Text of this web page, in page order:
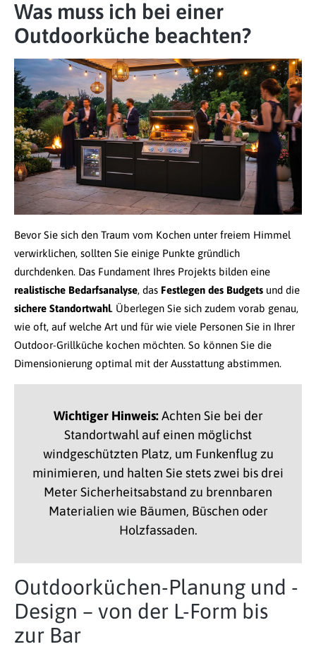
Was muss ich bei einer
Outdoorküche beachten?
Bevor Sie sich den Traum vom Kochen unter freiem Himmel
verwirklichen, sollten Sie einige Punkte gründlich
durchdenken. Das Fundament Ihres Projekts bilden eine
realistische Bedarfsanalyse, das Festlegen des Budgets und die
sichere Standortwahl. Überlegen Sie sich zudem vorab genau,
wie oft, auf welche Art und für wie viele Personen Sie in Ihrer
Outdoor-Grillküche kochen möchten. So können Sie die
Dimensionierung optimal mit der Ausstattung abstimmen.
Wichtiger Hinweis:Achten Sie bei der
Standortwahl auf einen möglichst
windgeschützten Platz, um Funkenflug zu
minimieren, und halten Sie stets zwei bis drei
Meter Sicherheitsabstand zu brennbaren
Materialien wie Bäumen, Büschen oder
Holzfassaden.
Outdoorküchen-Planung und -
Design – von der L-Form bis
zur Bar